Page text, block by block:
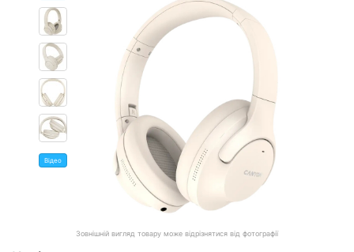
Відео
Зовнішній вигляд товару може відрізнятися від фотографії